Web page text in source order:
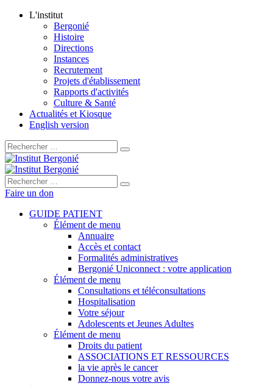
L'institut
Bergonié
Histoire
Directions
Instances
Recrutement
Projets d'établissement
Rapports d'activités
Culture & Santé
Actualités et Kiosque
English version
Rechercher :
Rechercher :
Faire un don
GUIDE PATIENT
Élément de menu
Annuaire
Accès et contact
Formalités administratives
Bergonié Uniconnect : votre application
Élément de menu
Consultations et téléconsultations
Hospitalisation
Votre séjour
Adolescents et Jeunes Adultes
Élément de menu
Droits du patient
ASSOCIATIONS ET RESSOURCES
la vie après le cancer
Donnez-nous votre avis